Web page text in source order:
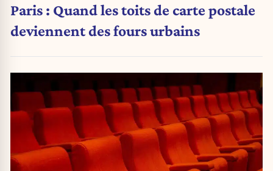
Paris : Quand les toits de carte postale
deviennent des fours urbains